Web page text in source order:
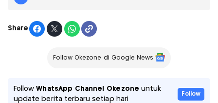
Share
Follow Okezone di Google News
FollowWhatsApp Channel Okezone untuk
update berita terbaru setiap hari
Follow